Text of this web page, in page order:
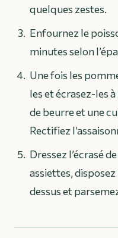
quelques zestes.
Enfournez le
minutes selon
Une fois les
les et écrasez-les
de beurre et une
Rectifiez
Dressez l’écrasé
assiettes,
dessus et